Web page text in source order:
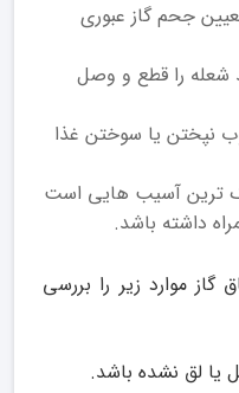
جحم گاز عبوری
شعله را قطع و وصل
نپختن یا سوختن غذا
ترین آسیب هایی است
داشته باشد.
موارد زیر را بررسی
یا لق نشده باشد.